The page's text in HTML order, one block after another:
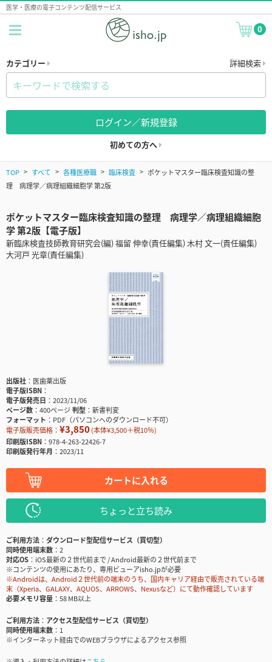
医学・医療の電子コンテンツ配信サービス
0
カテゴリー 詳細検索
ログイン／新規登録
初めての方へ
TOP すべて 各種医療職 臨床検査
ポケットマスター臨床検査知識の整
理 病理学／病理組織細胞学 第2版
ポケットマスター臨床検査知識の整理 病理学／病理組織細胞
学 第2版【電子版】
新臨床検査技師教育研究会(編) 福留 伸幸(責任編集) 木村 文一(責任編集)
大河戸 光章(責任編集)
出版社
医歯薬出版
電子版ISBN
電子版発売日
2023/11/06
ページ数
400ページ判型
新書判変
フォーマット
PDF（パソコンへのダウンロード不可）
電子版販売価格： ¥3,850(本体¥3,500＋税10％)
印刷版ISBN
978-4-263-22426-7
印刷版発行年月
2023/11
カートに入れる
ちょっと立ち読み
ご利用方法
ダウンロード型配信サービス（買切型）
同時使用端末数
2
対応OS
iOS最新の２世代前まで / Android最新の２世代前まで
※コンテンツの使用にあたり、専用ビューアisho.jpが必要
※Androidは、Android２世代前の端末のうち、国内キャリア経由で販売されている端
末（Xperia、GALAXY、AQUOS、ARROWS、Nexusなど）にて動作確認しています
必要メモリ容量
58 MB以上
ご利用方法
アクセス型配信サービス（買切型）
同時使用端末数
1
※インターネット経由でのWEBブラウザによるアクセス参照